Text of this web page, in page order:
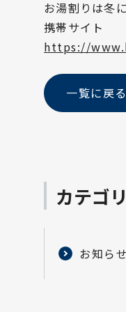
お湯割りは冬
携帯サイト
https://
一覧に戻る
カテゴ
お知らせ